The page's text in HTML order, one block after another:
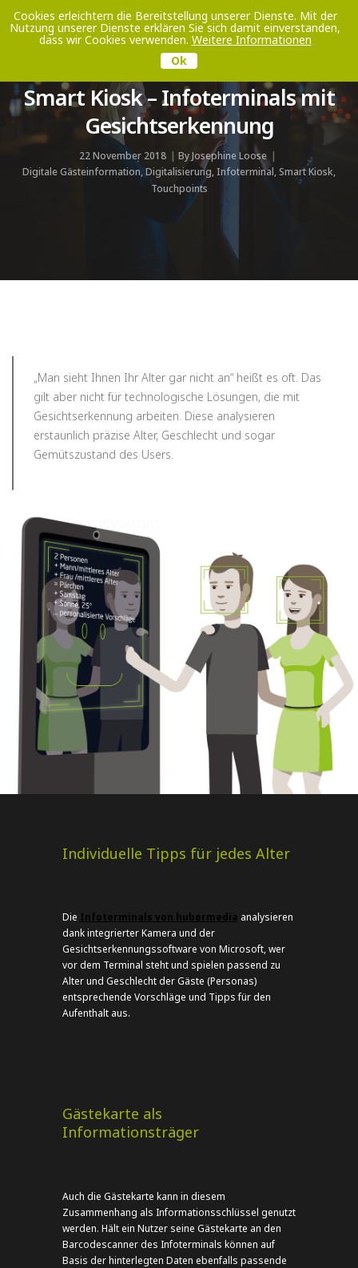
Toggle
Smart Kiosk – Infoterminals mit
Gesichtserkennung
22 November 2018 ByJosephine Loose
Digitale Gästeinformation,Digitalisierung,Infoterminal,Smart Kiosk,
Touchpoints
„Man sieht Ihnen Ihr Alter gar nicht an“ heißt es oft. Das
gilt aber nicht für technologische Lösungen, die mit
Gesichtserkennung arbeiten. Diese analysieren
erstaunlich präzise Alter, Geschlecht und sogar
Gemütszustand des Users.
Individuelle Tipps für jedes Alter
Die Infoterminals von hubermedia analysieren
dank integrierter Kamera und der
Gesichtserkennungssoftware von Microsoft, wer
vor dem Terminal steht und spielen passend zu
Alter und Geschlecht der Gäste (Personas)
entsprechende Vorschläge und Tipps für den
Aufenthalt aus.
Gästekarte als
Informationsträger
Auch die Gästekarte kann in diesem
Zusammenhang als Informationsschlüssel genutzt
werden. Hält ein Nutzer seine Gästekarte an den
Barcodescanner des Infoterminals können auf
Basis der hinterlegten Daten ebenfalls passende
Cookies erleichtern die Bereitstellung unserer Dienste. Mit der
Nutzung unserer Dienste erklären Sie sich damit einverstanden,
dass wir Cookies verwenden. Weitere Informationen
Ok